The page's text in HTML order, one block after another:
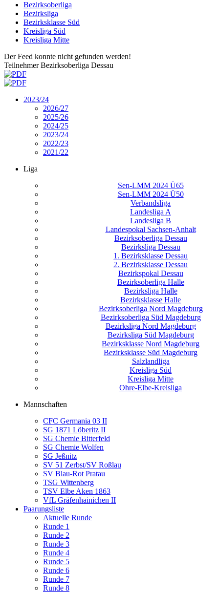
Bezirksoberliga
Bezirksliga
Bezirksklasse Süd
Kreisliga Süd
Kreisliga Mitte
Der Feed konnte nicht gefunden werden!
Teilnehmer Bezirksoberliga Dessau
2023/24
2026/27
2025/26
2024/25
2023/24
2022/23
2021/22
Liga
Sen-LMM 2024 Ü65
Sen-LMM 2024 Ü50
Verbandsliga
Landesliga A
Landesliga B
Landespokal Sachsen-Anhalt
Bezirksoberliga Dessau
Bezirksliga Dessau
1. Bezirksklasse Dessau
2. Bezirksklasse Dessau
Bezirkspokal Dessau
Bezirksoberliga Halle
Bezirksliga Halle
Bezirksklasse Halle
Bezirksoberliga Nord Magdeburg
Bezirksoberliga Süd Magdeburg
Bezirksliga Nord Magdeburg
Bezirksliga Süd Magdeburg
Bezirksklasse Nord Magdeburg
Bezirksklasse Süd Magdeburg
Salzlandliga
Kreisliga Süd
Kreisliga Mitte
Ohre-Elbe-Kreisliga
Mannschaften
CFC Germania 03 II
SG 1871 Löberitz II
SG Chemie Bitterfeld
SG Chemie Wolfen
SG Jeßnitz
SV 51 Zerbst/SV Roßlau
SV Blau-Rot Pratau
TSG Wittenberg
TSV Elbe Aken 1863
VfL Gräfenhainichen II
Paarungsliste
Aktuelle Runde
Runde 1
Runde 2
Runde 3
Runde 4
Runde 5
Runde 6
Runde 7
Runde 8